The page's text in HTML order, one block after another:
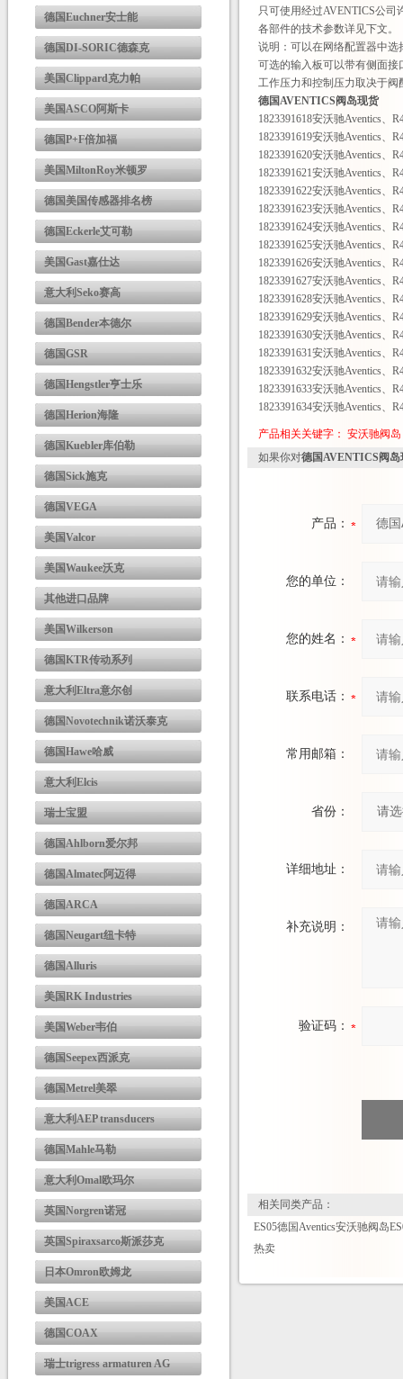
德国Euchner安士能
德国DI-SORIC德森克
美国Clippard克力帕
美国ASCO阿斯卡
德国P+F倍加福
美国MiltonRoy米顿罗
德国美国传感器排名榜
德国Eckerle艾可勒
美国Gast嘉仕达
意大利Seko赛高
德国Bender本德尔
德国GSR
德国Hengstler亨士乐
德国Herion海隆
德国Kuebler库伯勒
德国Sick施克
德国VEGA
美国Valcor
美国Waukee沃克
其他进口品牌
美国Wilkerson
德国KTR传动系列
意大利Eltra意尔创
德国Novotechnik诺沃泰克
德国Hawe哈威
意大利Elcis
瑞士宝盟
德国Ahlborn爱尔邦
德国Almatec阿迈得
德国ARCA
德国Neugart纽卡特
德国Alluris
美国RK Industries
美国Weber韦伯
德国Seepex西派克
德国Metrel美翠
意大利AEP transducers
德国Mahle马勒
意大利Omal欧玛尔
英国Norgren诺冠
英国Spiraxsarco斯派莎克
日本Omron欧姆龙
美国ACE
德国COAX
瑞士trigress armaturen AG
只可使用经过AVENTICS公司
各部件的技术参数详见下文。
说明：可以在网络配置器中选
可选的输入板可以带有侧面接
工作压力和控制压力取决于阀
德国AVENTICS阀岛现货
1823391618安沃驰Aventics、
1823391619安沃驰Aventics、
1823391620安沃驰Aventics、
1823391621安沃驰Aventics、
1823391622安沃驰Aventics、
1823391623安沃驰Aventics、
1823391624安沃驰Aventics、
1823391625安沃驰Aventics、
1823391626安沃驰Aventics、
1823391627安沃驰Aventics、
1823391628安沃驰Aventics、
1823391629安沃驰Aventics、
1823391630安沃驰Aventics、
1823391631安沃驰Aventics、
1823391632安沃驰Aventics、
1823391633安沃驰Aventics、
1823391634安沃驰Aventics、
产品相关关键字：安沃驰阀岛
如果你对德国AVENTICS阀岛
产品：
您的单位：
您的姓名：
联系电话：
常用邮箱：
省份：
详细地址：
补充说明：
验证码：
相关同类产品：
ES05德国Aventics安沃驰阀岛
热卖